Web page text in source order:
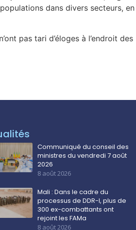
dans divers secteurs,
pas tari d’éloges à l’endroit des
Communiqué du conseil des
ministres du vendredi 7 août
2026
8 août 2026
Mali : Dans le cadre du
processus de DDR-I, plus de
300 ex-combattants ont
rejoint les FAMa
8 août 2026